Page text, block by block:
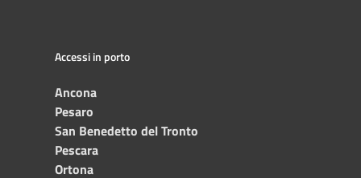
Accessi in porto
Ancona
Pesaro
San Benedetto del Tronto
Pescara
Ortona